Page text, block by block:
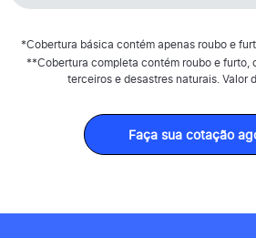
*Cobertura básica contém apenas roubo e
**Cobertura completa contém roubo e furto,
terceiros e desastres naturais. Valor
Faça sua cotação